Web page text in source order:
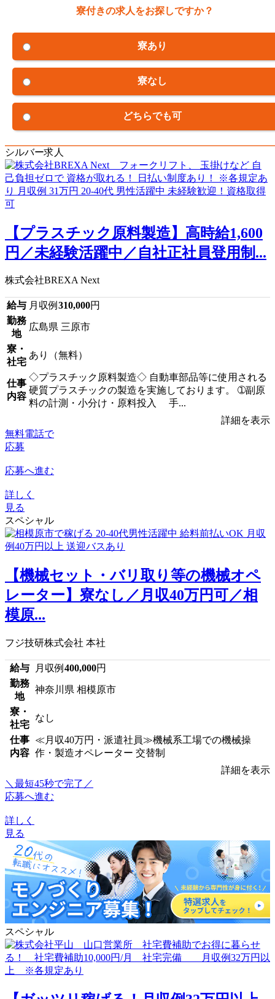
寮付きの求人をお探しですか？
寮あり
寮なし
どちらでも可
シルバー求人
【プラスチック原料製造】高時給1,600
円／未経験活躍中／自社正社員登用制...
株式会社BREXA Next
給与 月収例 310,000円
勤務
地
広島県 三原市
寮・
社宅
あり（無料）
仕事
内容
◇プラスチック原料製造◇ 自動車部品等に使用される
硬質プラスチックの製造を実施しております。 ➀副原
料の計測・小分け・原料投入 手...
詳細を表示
無料電話で
応募
応募へ進む
詳しく
見る
スペシャル
【機械セット・バリ取り等の機械オペ
レーター】寮なし／月収40万円可／相
模原...
フジ技研株式会社 本社
給与 月収例 400,000円
勤務
地
神奈川県 相模原市
寮・
社宅
なし
仕事
内容
≪月収40万円・派遣社員≫機械系工場での機械操
作・製造オペレーター 交替制
詳細を表示
＼最短45秒で完了／
応募へ進む
詳しく
見る
スペシャル